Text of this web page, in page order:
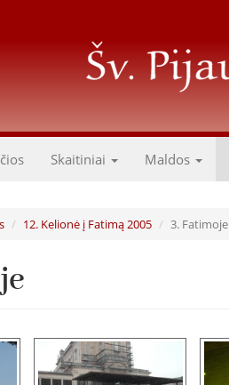
Skaitiniai Maldos
12. Kelionė į Fatimą 2005 3. Fatimoje